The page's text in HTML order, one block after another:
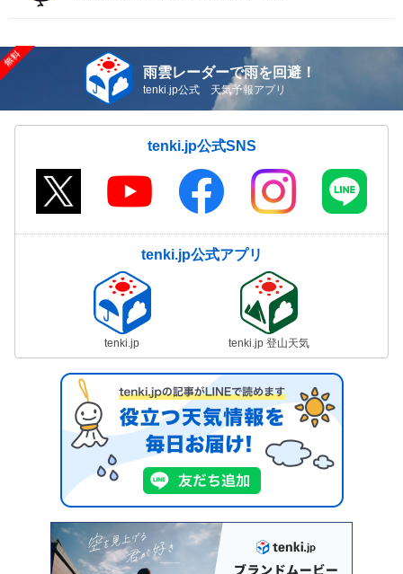
雨雲レーダーで雨を回避！
tenki.jp公式 天気予報アプリ
tenki.jp公式SNS
tenki.jp公式アプリ
tenki.jp tenki.jp 登山天気